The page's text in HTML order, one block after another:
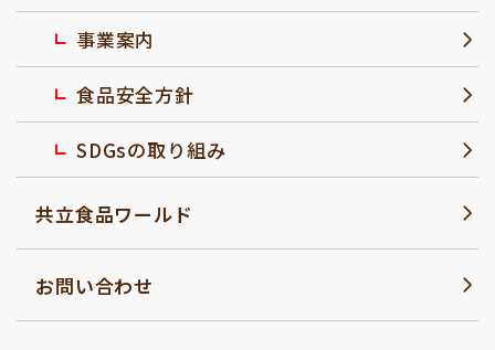
事業案内
食品安全方針
SDGsの取り組み
共立食品ワールド
お問い合わせ